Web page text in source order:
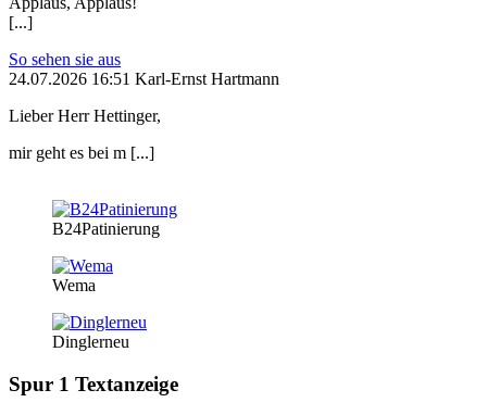
[...]
So sehen sie aus
24.07.2026 16:51 Karl-Ernst Hartmann
Lieber Herr Hettinger,
mir geht es bei m [...]
B24Patinierung
Wema
Dinglerneu
Spur 1 Textanzeige